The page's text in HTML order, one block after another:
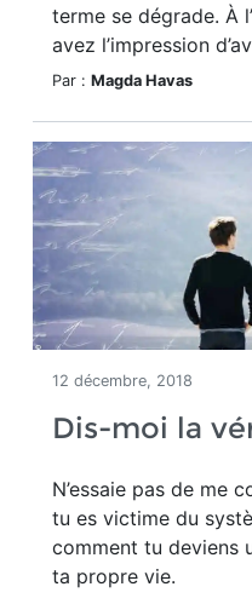
terme se dégrade. À
avez l’impression
Par : Magda Havas
12 décembre, 2018
Dis-moi la
N’essaie pas de me
tu es victime du
comment tu deviens
ta propre vie.